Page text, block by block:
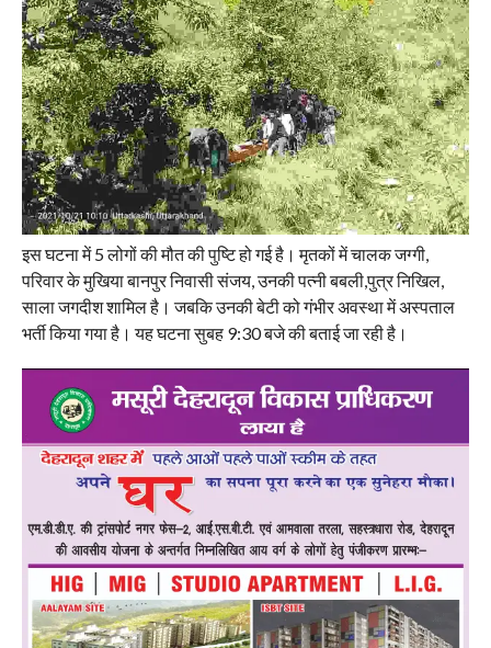
इस घटना में 5 लोगों की मौत की पुष्टि हो गई है। मृतकों में चालक जग्गी,
परिवार के मुखिया बानपुर निवासी संजय, उनकी पत्नी बबली,पुत्र निखिल,
साला जगदीश शामिल है। जबकि उनकी बेटी को गंभीर अवस्था में अस्पताल
भर्ती किया गया है। यह घटना सुबह 9:30 बजे की बताई जा रही है।